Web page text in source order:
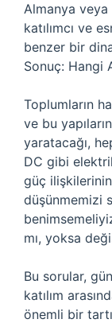
Almanya
katılımcı ve
benzer bir
Sonuç: Hangi
Toplumların
ve bu
yaratacağı,
DC gibi
güç
düşünmemizi
mı, yoksa
Bu sorular,
katılım
önemli bir